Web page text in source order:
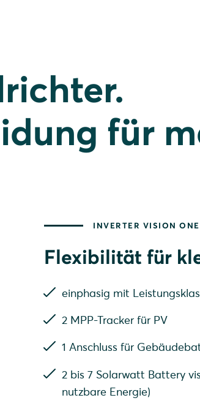
für
INVERTER VISION ONE
Flexibilität für
einphasig mit
2 MPP-Tracker für PV
1 Anschluss für
2 bis 7 Solarwatt Battery
nutzbare Energie)